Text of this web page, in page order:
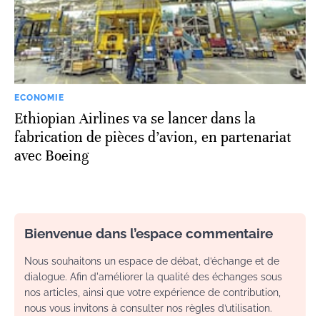
ECONOMIE
Ethiopian Airlines va se lancer dans la
fabrication de pièces d’avion, en partenariat
avec Boeing
Bienvenue dans l’espace commentaire
Nous souhaitons un espace de débat, d’échange et de
dialogue. Afin d'améliorer la qualité des échanges sous
nos articles, ainsi que votre expérience de contribution,
nous vous invitons à consulter nos règles d’utilisation.